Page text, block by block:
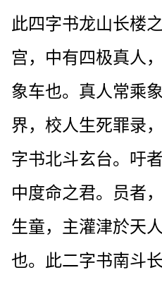
此四字书龙山长楼
宫，中有四极真人
象车也。真人常乘
界，校人生死罪录
字书北斗玄台。吁
中度命之君。员者
生童，主灌津於天
也。此二字书南斗长